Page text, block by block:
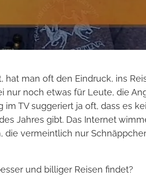
man oft den Eindruck, ins
nur noch etwas für Leute, die
TV suggeriert ja oft, dass es
Jahres gibt. Das Internet
die vermeintlich nur
und billiger Reisen findet?